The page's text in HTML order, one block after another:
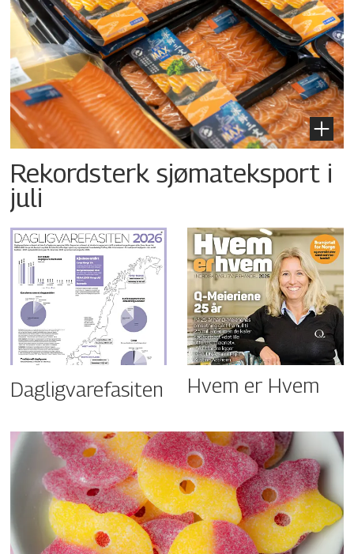
Rekordsterk sjømateksport i
juli
Dagligvarefasiten Hvem er Hvem